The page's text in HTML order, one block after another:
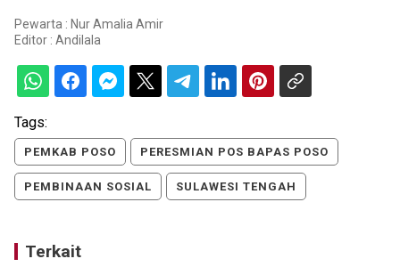
Pewarta : Nur Amalia Amir
Editor : Andilala
Tags:
PEMKAB POSO PERESMIAN POS BAPAS POSO
PEMBINAAN SOSIAL SULAWESI TENGAH
Terkait